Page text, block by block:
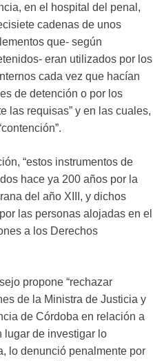
en el hospital del penal,
cadenas de unos
que- según
eran utilizados por los
cada vez que hacían
de detención o por los
las requisas” y en las cuales,
“estos instrumentos de
hace ya 200 años por la
del año XIII, y dichos
las personas alojadas en el
a los Derechos
propone “rechazar
de la Ministra de Justicia y
de Córdoba en relación a
lugar de investigar lo
lo denunció penalmente por